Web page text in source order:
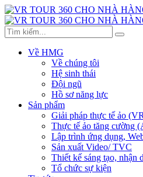
Về HMG
Về chúng tôi
Hệ sinh thái
Đội ngũ
Hồ sơ năng lực
Sản phẩm
Giải pháp thực tế ảo
Thực tế ảo tăng cường
Lập trình ứng dụng,
Sản xuất Video/ TVC
Thiết kế sáng tạo, nhận
Tổ chức sự kiện